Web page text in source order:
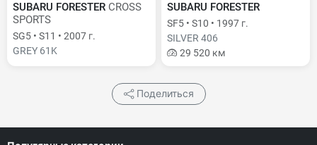
SUBARU FORESTER CROSS
SPORTS
SG5 • S11 • 2007 г.
GREY 61K
SUBARU FORESTER
SF5 • S10 • 1997 г.
SILVER 406
29 520 км
Поделиться